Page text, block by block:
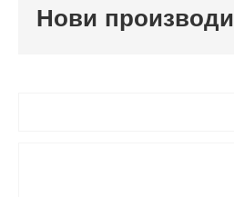
Нови производи